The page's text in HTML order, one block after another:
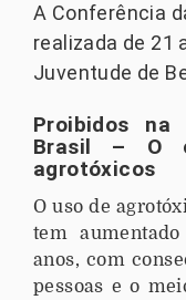
A Conferência
realizada de 21
Juventude de
Proibidos na
Brasil – O
agrotóxicos
O uso de
tem
anos, com
pessoas e o